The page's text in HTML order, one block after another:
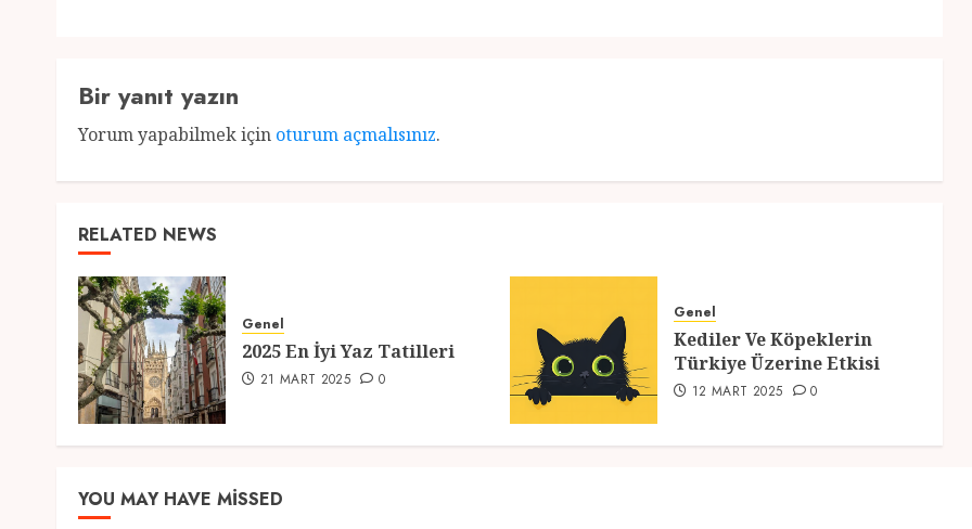
Bir yanıt yazın
Yorum yapabilmek için oturum açmalısınız.
RELATED NEWS
Genel
2025 En İyi Yaz Tatilleri
21 MART 2025 0
Genel
Kediler Ve Köpeklerin
Türkiye Üzerine Etkisi
12 MART 2025 0
YOU MAY HAVE MISSED